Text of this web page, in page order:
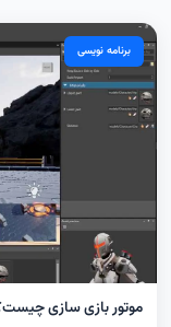
برنامه نویسی
موتور بازی سازی چیست؟